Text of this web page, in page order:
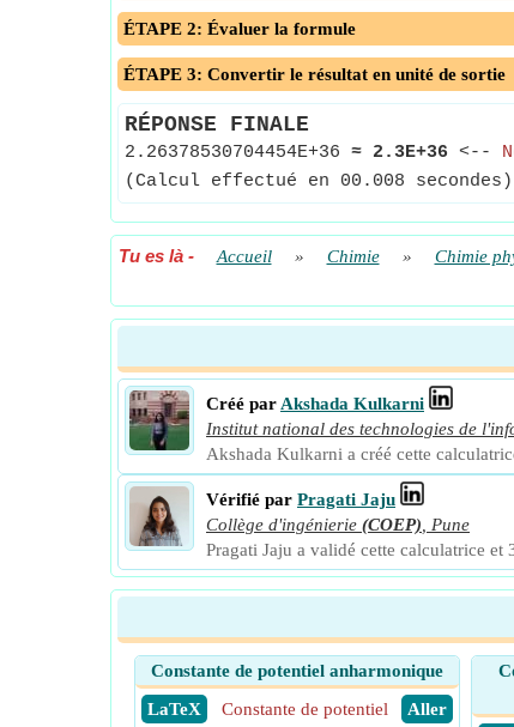
ÉTAPE 2: Évaluer la formule
ÉTAPE 3: Convertir le résultat en unité de sortie
RÉPONSE FINALE
2.26378530704454E+36 ≈ 2.3E+36 <--
(Calcul effectué en 00.008 secondes)
Tu es là- Accueil » Chimie » Chimie
Créé par Akshada Kulkarni
Institut national des technologies de
Akshada Kulkarni a créé cette
Vérifié par Pragati Jaju
Collège d'ingénierie (COEP)
Pune
Pragati Jaju a validé cette calculatrice et
Constante de potentiel anharmonique
​ LaTeX
​ Aller
Constante de potentiel